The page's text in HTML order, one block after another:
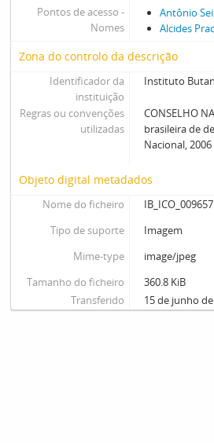
Pontos de acesso -
Nomes
Antônio
Alcides
Zona do controlo da descrição
Identificador da
instituição
Instituto
Regras ou convenções
utilizadas
CONSELHO
brasileira de
Nacional, 2006
Objeto digital metadados
Nome do ficheiro
Tipo de suporte
Imagem
Mime-type
image/jpeg
Tamanho do ficheiro
360.8 KiB
Transferido
15 de junho de